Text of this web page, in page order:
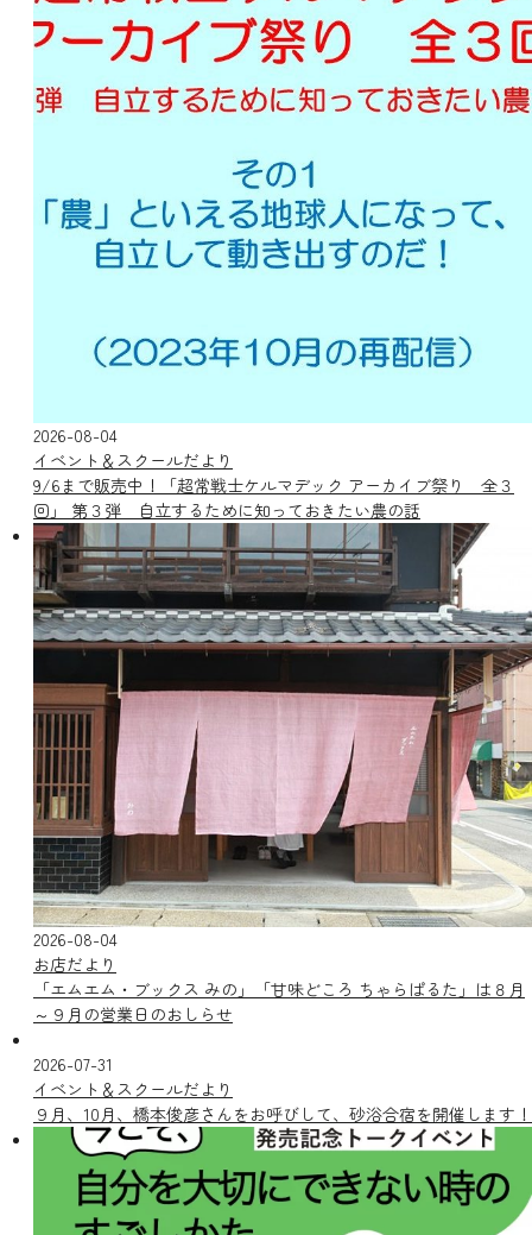
2026-08-04
イベント＆スクールだより
9/6まで販売中！「超常戦士ケルマデック アーカイブ祭り 全３
回」 第３弾 自立するために知っておきたい農の話
2026-08-04
お店だより
「エムエム・ブックス みの」「甘味どころ ちゃらぱるた」は８月
～９月の営業日のおしらせ
2026-07-31
イベント＆スクールだより
９月、10月、橋本俊彦さんをお呼びして、砂浴合宿を開催します！